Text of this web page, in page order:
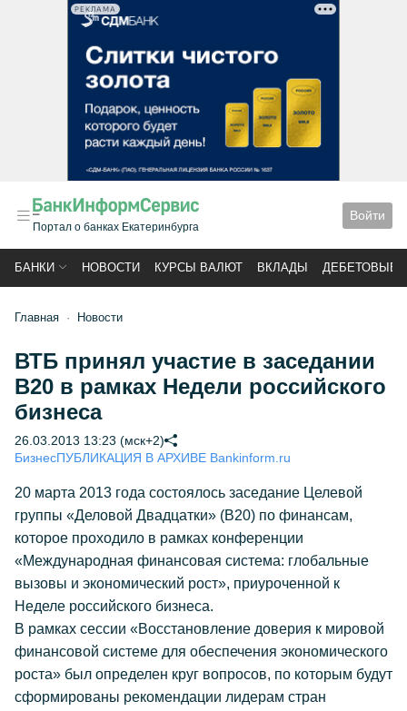
РЕКЛАМА
Портал о банках Екатеринбурга
Войти
БАНКИ НОВОСТИ КУРСЫ ВАЛЮТ ВКЛАДЫ ДЕБЕТОВЫЕ
Главная Новости
ВТБ принял участие в заседании
B20 в рамках Недели российского
бизнеса
26.03.2013 13:23 (мск+2)
БизнесПУБЛИКАЦИЯ В АРХИВЕ Bankinform.ru
20 марта 2013 года состоялось заседание Целевой
группы «Деловой Двадцатки» (В20) по финансам,
которое проходило в рамках конференции
«Международная финансовая система: глобальные
вызовы и экономический рост», приуроченной к
Неделе российского бизнеса.
В рамках сессии «Восстановление доверия к мировой
финансовой системе для обеспечения экономического
роста» был определен круг вопросов, по которым будут
сформированы рекомендации лидерам стран